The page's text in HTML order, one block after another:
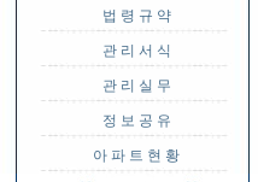
법 령 규 약
관 리 서 식
관 리 실 무
정 보 공 유
아 파 트 현 황